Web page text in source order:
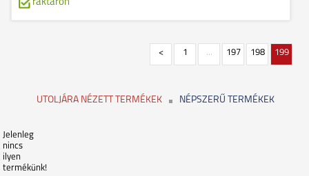
raktáron
< 1 ... 197 198 199
UTOLJÁRA NÉZETT TERMÉKEK NÉPSZERŰ TERMÉKEK
Jelenleg
nincs
ilyen
termékünk!